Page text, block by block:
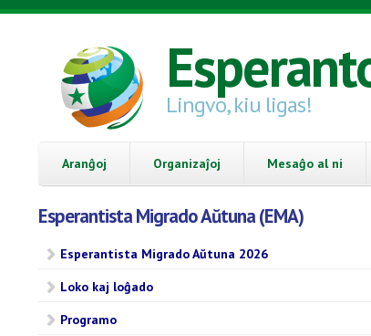
Skip to main content
Lingvo, kiu ligas!
Aranĝoj Organizaĵoj Mesaĝo al ni
Esperantista Migrado Aŭtuna (EMA)
Esperantista Migrado Aŭtuna 2026
Loko kaj loĝado
Programo